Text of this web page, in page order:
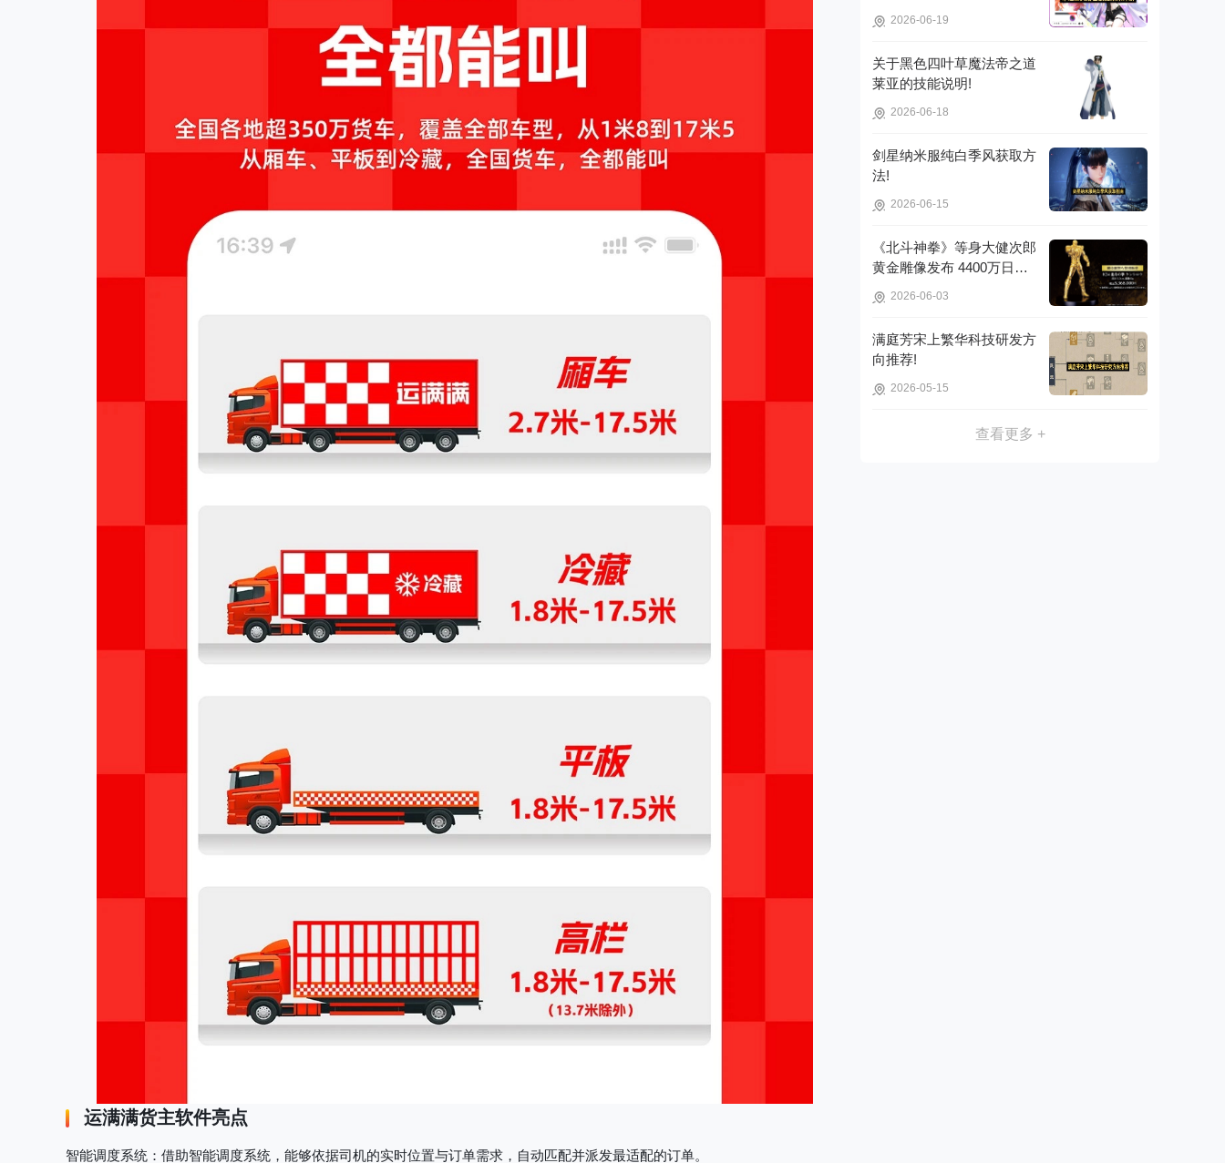
运满满货主软件亮点
智能调度系统 ：借助智能调度系统，能够依据司机的实时位置与订单需求，自动匹配并派发最适配的订单。
2026-06-19
关于黑色四叶草魔法帝之道
莱亚的技能说明!
2026-06-18
剑星纳米服纯白季风获取方
法!
2026-06-15
《北斗神拳》等身大健次郎
黄金雕像发布 4400万日元
2026-06-03
满庭芳宋上繁华科技研发方
向推荐!
2026-05-15
查看更多 +